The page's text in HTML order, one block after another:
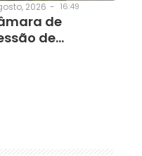
2026 - 16:49
de
de…